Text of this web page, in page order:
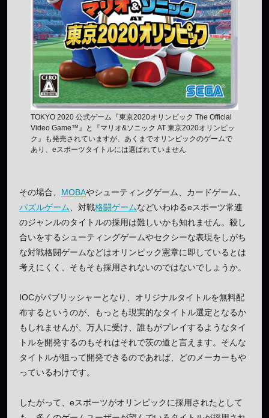
TOKYO 2020 公式ゲーム『東京2020オリンピック The Official
Video Game™』と『マリオ&ソニック AT 東京2020オリンピッ
ク』も発売されていますが、あくまでオリンピックのゲームで
あり、eスポーツタイトルには選ばれていません
その場合、 MOBAやシューティングゲーム、カードゲーム、
パズルゲーム
、対戦格闘ゲームなどいわゆるeスポーツ常連
のジャンルのタイトルの採用は難しいかも知れません。殺し
合いをするシューティングゲームやセクシーな表現をしがち
な対戦格闘ゲームなどはオリンピック憲章に即しているとは
考えにくく、そもそも採用されないのではないでしょうか。
IOCがパブリッシャーとなり、オリジナルタイトルを無料配
布するというのが、もっとも現実的なタイトル選定となるか
もしれませんが、万人に受け、誰もがプレイするようなタイ
トルを開発するのもそれはそれで茨の道と言えます。そんな
タイトルが狙って開発できるのであれば、どのメーカーもや
っているわけです。
したがって、eスポーツがオリンピックに採用されたとして